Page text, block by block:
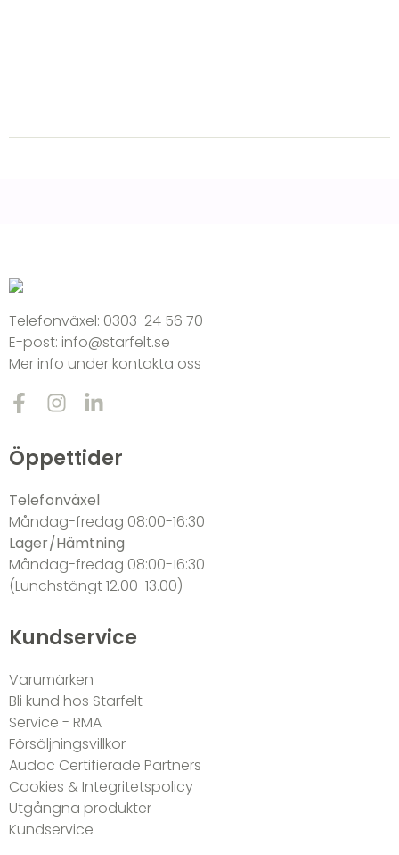
Telefonväxel: 0303-24 56 70
E-post: info@starfelt.se
Mer info under kontakta oss
Öppettider
Telefonväxel
Måndag-fredag 08:00-16:30
Lager/Hämtning
Måndag-fredag 08:00-16:30
(Lunchstängt 12.00-13.00)
Kundservice
Varumärken
Bli kund hos Starfelt
Service - RMA
Försäljningsvillkor
Audac Certifierade Partners
Cookies & Integritetspolicy
Utgångna produkter
Kundservice